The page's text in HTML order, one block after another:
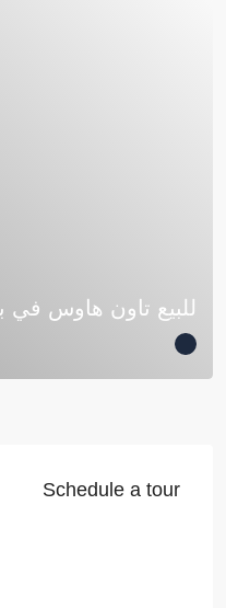
للبيع تاون هاوس في
Schedule a tour